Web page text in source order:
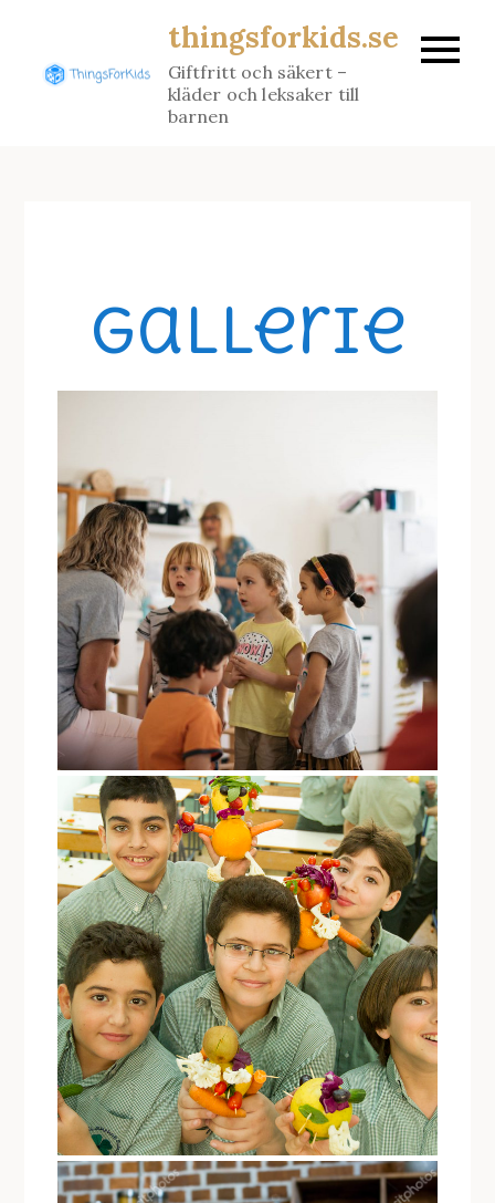
content
thingsforkids.se
Giftfritt och säkert –
kläder och leksaker till
barnen
Gallerie